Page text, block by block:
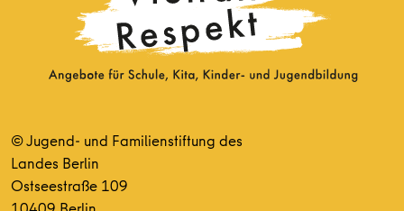
© Jugend- und Familienstiftung des
Landes Berlin
Ostseestraße 109